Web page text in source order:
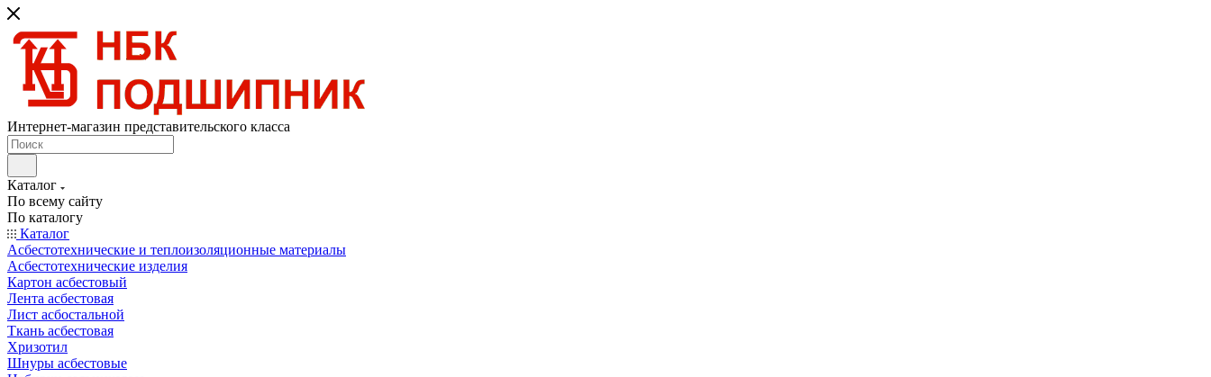
Интернет-магазин представительского класса
Каталог
По всему сайту
По каталогу
Каталог
Асбестотехнические и теплоизоляционные материалы
Асбестотехнические изделия
Картон асбестовый
Лента асбестовая
Лист асбостальной
Ткань асбестовая
Хризотил
Шнуры асбестовые